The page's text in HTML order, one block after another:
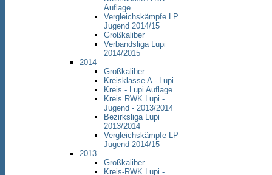
Auflage
Vergleichskämpfe LP
Jugend 2014/15
Großkaliber
Verbandsliga Lupi
2014/2015
2014
Großkaliber
Kreisklasse A - Lupi
Kreis - Lupi Auflage
Kreis RWK Lupi -
Jugend - 2013/2014
Bezirksliga Lupi
2013/2014
Vergleichskämpfe LP
Jugend 2014/15
2013
Großkaliber
Kreis-RWK Lupi -